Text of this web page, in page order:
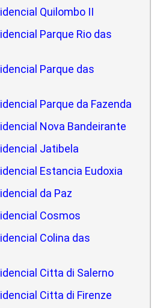
Quilombo II
Parque Rio das
Parque das
Parque da Fazenda
Nova Bandeirante
Jatibela
Estancia Eudoxia
da Paz
Cosmos
Colina das
Citta di Salerno
Citta di Firenze